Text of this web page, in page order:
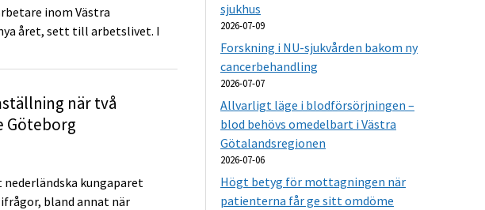
inom Västra
året, sett till arbetslivet. I
när två
Göteborg
nederländska kungaparet
bland annat när
sjukhus
2026-07-09
Forskning i NU-sjukvården bakom ny
cancerbehandling
2026-07-07
Allvarligt läge i blodförsörjningen –
blod behövs omedelbart i Västra
Götalandsregionen
2026-07-06
Högt betyg för mottagningen när
patienterna får ge sitt omdöme